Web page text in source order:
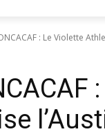
: Le Violette